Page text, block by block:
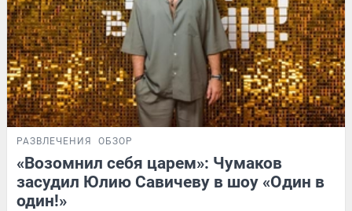
РАЗВЛЕЧЕНИЯ ОБЗОР
«Возомнил себя царем»: Чумаков
засудил Юлию Савичеву в шоу «Один в
один!»